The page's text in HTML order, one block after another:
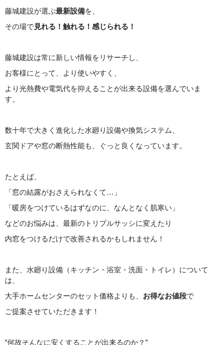
藤城建設が選ぶ最新設備を、
その場で見れる！触れる！感じられる！
藤城建設は常に新しい情報をリサーチし、
お客様にとって、より使いやすく、
より光熱費や電気代を抑えることが出来る設備を選んでいま
す。
数十年で大きく進化した水廻り設備や換気システム、
玄関ドアや窓の断熱性能も、ぐっと良くなっています。
たとえば、
「窓の結露がおさえられなくて…」
「暖房をつけているはずなのに、なんとなく肌寒い」
などのお悩みは、最新のトリプルサッシに変えたり
内窓をつけるだけで改善されるかもしれません！
また、水廻り設備（キッチン・浴室・洗面・トイレ）について
は、
大手ホームセンターのセット価格よりも、 お得なお値段で
ご提案させていただきます！
”何故そんなに安くすることが出来るのか？”